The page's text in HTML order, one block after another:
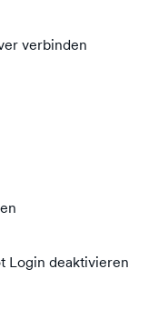
verbinden
Login deaktivieren